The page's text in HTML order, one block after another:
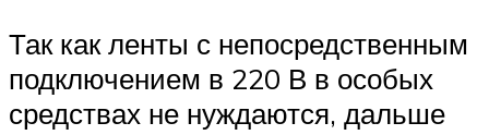
Так как ленты с непосредственным
подключением в 220 В в особых
средствах не нуждаются, дальше